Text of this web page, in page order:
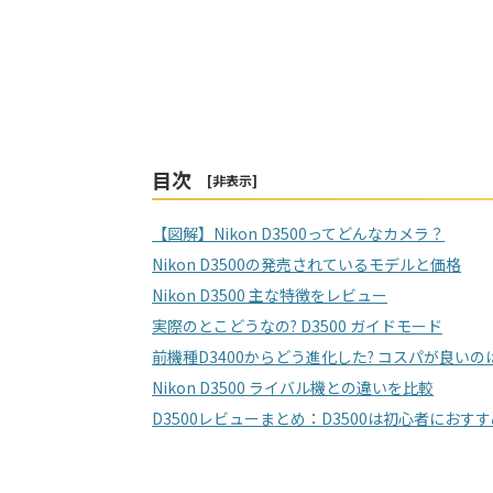
目次 [非表示]
【図解】Nikon D3500ってどんなカメラ？
Nikon D3500の発売されているモデルと価格
Nikon D3500 主な特徴をレビュー
実際のとこどうなの? D3500 ガイドモード
前機種D3400からどう進化した? コスパが良いの
Nikon D3500 ライバル機との違いを比較
D3500レビューまとめ：D3500は初心者におすす